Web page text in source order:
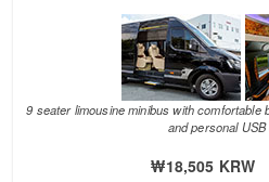
9 seater limousine minibus with
and personal
₩18,505 KRW